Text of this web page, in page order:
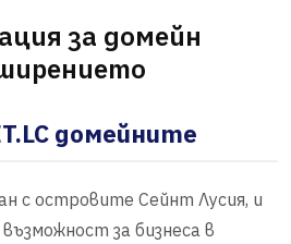
за домейн
домейните
с островите Сейнт Лусия, и
за бизнеса в